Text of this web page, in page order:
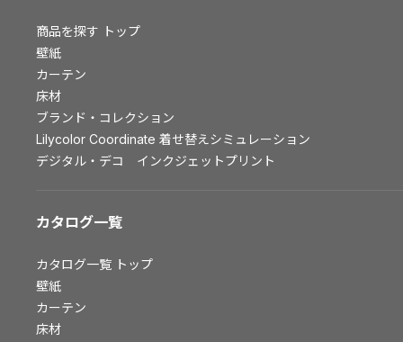
お客様サポート トップ
資料ダウンロード
画像ダウンロード
動画一覧
お手入れ便利帳
お役立ち資料
お問い合わせ（一般のお客様）
よくあるご質問
非住宅案件に関するお問い合わせ
商品を探す トップ
壁紙
カーテン
床材
ブランド・コレクション
Lilycolor Coordinate 着せ替えシミュレーション
デジタル・デコ インクジェットプリント
カタログ一覧
カタログ一覧 トップ
壁紙
カーテン
床材